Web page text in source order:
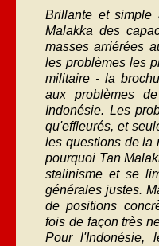
Brillante et
Malakka des
masses arriérées
les problèmes les
militaire - la
aux problèmes
Indonésie. Les
qu'effleurés, et
les questions de la
pourquoi Tan
stalinisme et se
générales justes.
de positions
fois de façon très
Pour l'Indonésie,